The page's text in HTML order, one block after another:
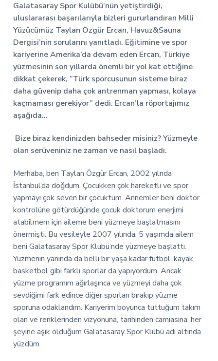
Galatasaray Spor Kulübü’nün yetiştirdiği,
uluslararası başarılarıyla bizleri gururlandıran Milli
Yüzücümüz Taylan Özgür Ercan, Havuz&Sauna
Dergisi’nin sorularını yanıtladı. Eğitimine ve spor
kariyerine Amerika’da devam eden Ercan, Türkiye
yüzmesinin son yıllarda önemli bir yol kat ettiğine
dikkat çekerek, “Türk sporcusunun sisteme biraz
daha güvenip daha çok antrenman yapması, kolaya
kaçmaması gerekiyor” dedi. Ercan’la röportajımız
aşağıda…
Bize biraz kendinizden bahseder misiniz? Yüzmeyle
olan serüveniniz ne zaman ve nasıl başladı.
Merhaba, ben Taylan Özgür Ercan, 2002 yılnda
İstanbul’da doğdum. Çocukken çok hareketli ve spor
yapmayı çok seven bir çocuktum. Annemler beni doktor
kontrolüne götürdüğünde çocuk doktorum enerjimi
atabilmem için aileme beni yüzmeye başlatmasını
önermişti. Bu vesileyle 2007 yılında, 5 yaşımda ailem
beni Galatasaray Spor Klubü’nde yüzmeye başlattı.
Yüzmenin yanında da belli bir yaşa kadar futbol, kayak,
basketbol gibi farklı sporlar da yapıyordum. Ancak
yüzme programım ağırlaşınca ve yüzmeyi daha çok
sevdiğimi fark edince diğer sporları bırakıp yüzme
sporuna odaklandım. Kariyerim boyunca tuttuğum takım
olan ve renklerinden vizyonuna, tarihinden camiasına, her
şeyine aşık olduğum Galatasaray Spor Klübü adı altında
yüzdüm.
r
I
n
t
e
r
a
c
i
o
n
s